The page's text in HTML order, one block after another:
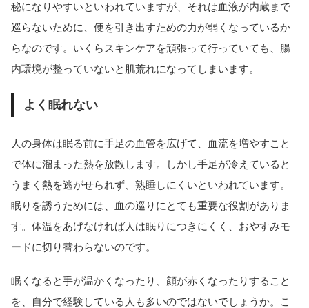
秘になりやすいといわれていますが、それは血液が内蔵まで
巡らないために、便を引き出すための力が弱くなっているか
らなのです。いくらスキンケアを頑張って行っていても、腸
内環境が整っていないと肌荒れになってしまいます。
よく眠れない
人の身体は眠る前に手足の血管を広げて、血流を増やすこと
で体に溜まった熱を放散します。しかし手足が冷えていると
うまく熱を逃がせられず、熟睡しにくいといわれています。
眠りを誘うためには、血の巡りにとても重要な役割がありま
す。体温をあげなければ人は眠りにつきにくく、おやすみモ
ードに切り替わらないのです。
眠くなると手が温かくなったり、顔が赤くなったりすること
を、自分で経験している人も多いのではないでしょうか。こ